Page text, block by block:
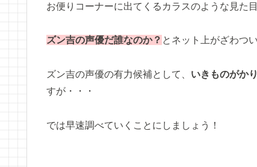
お便りコーナーに出てくるカラスのような見た
ズン吉の声優だ誰なのか？ とネット上がざわつ
ズン吉の声優の有力候補として、 いきものがか
すが・・・
では早速調べていくことにしましょう！